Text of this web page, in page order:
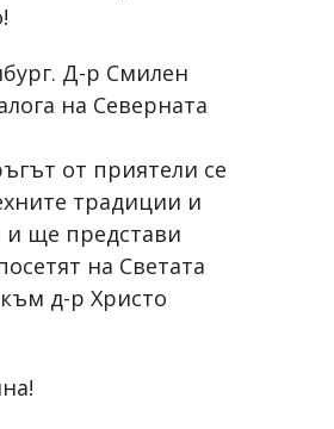
Д-р Смилен
на Северната
от приятели се
традиции и
и ще представи
на Светата
д-р Христо